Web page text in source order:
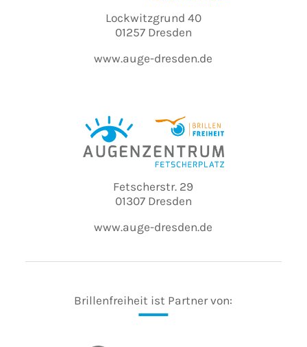
Lockwitzgrund 40
01257 Dresden
www.auge-dresden.de
Fetscherstr. 29
01307 Dresden
www.auge-dresden.de
Brillenfreiheit ist Partner von: